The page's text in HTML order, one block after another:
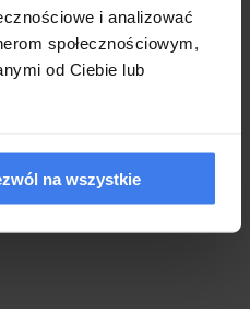
i analizować
społecznościowym,
od Ciebie lub
na wszystkie